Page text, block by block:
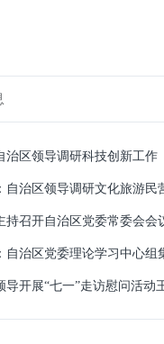
治区领导调研科技创新工作
自治区领导调研文化旅游民
持召开自治区党委常委会会
自治区党委理论学习中心组
导开展“七一”走访慰问活